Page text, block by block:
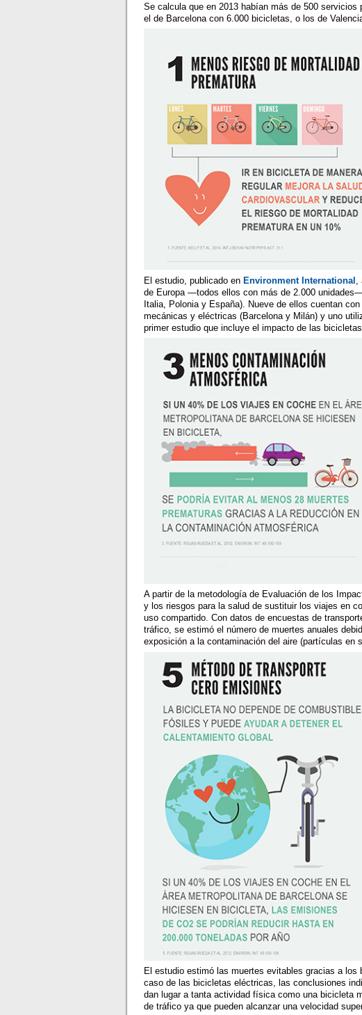
Se calcula que en 2013 habían más de 500
el de Barcelona con 6.000 bicicletas, o los de
El estudio, publicado enEnvironment International
de Europa —todos ellos con más de 2.000
Italia, Polonia y España). Nueve de ellos cuentan
mecánicas y eléctricas (Barcelona y Milán) y uno
primer estudio que incluye el impacto de las
A partir de la metodología de Evaluación de los
y los riesgos para la salud de sustituir los viajes en
uso compartido. Con datos de encuestas de
tráfico, se estimó el número de muertes anuales
exposición a la contaminación del aire (partículas en
El estudio estimó las muertes evitables gracias a
caso de las bicicletas eléctricas, las conclusiones
dan lugar a tanta actividad física como una bicicleta
de tráfico ya que pueden alcanzar una velocidad